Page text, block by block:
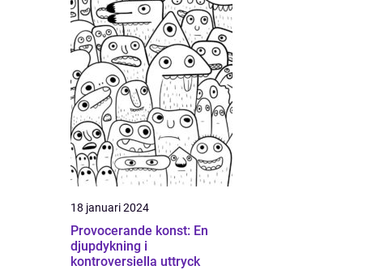
18 januari 2024
Provocerande konst: En
djupdykning i
kontroversiella uttryck